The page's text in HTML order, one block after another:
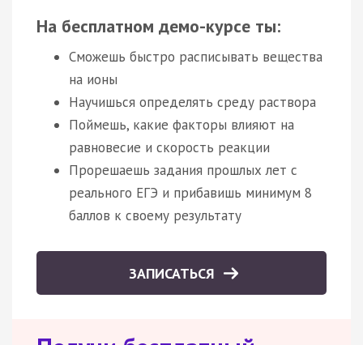
На бесплатном демо-курсе ты:
Сможешь быстро расписывать вещества
на ионы
Научишься определять среду раствора
Поймешь, какие факторы влияют на
равновесие и скорость реакции
Прорешаешь задания прошлых лет с
реального ЕГЭ и прибавишь минимум 8
баллов к своему результату
ЗАПИСАТЬСЯ